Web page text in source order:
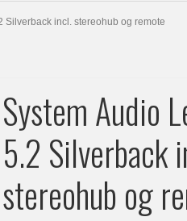
Silverback incl. stereohub og remote
System Audio
5.2 Silverback
stereohub og